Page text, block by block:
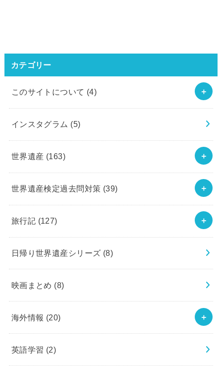
カテゴリー
このサイトについて (4)
インスタグラム (5)
世界遺産 (163)
世界遺産検定過去問対策 (39)
旅行記 (127)
日帰り世界遺産シリーズ (8)
映画まとめ (8)
海外情報 (20)
英語学習 (2)